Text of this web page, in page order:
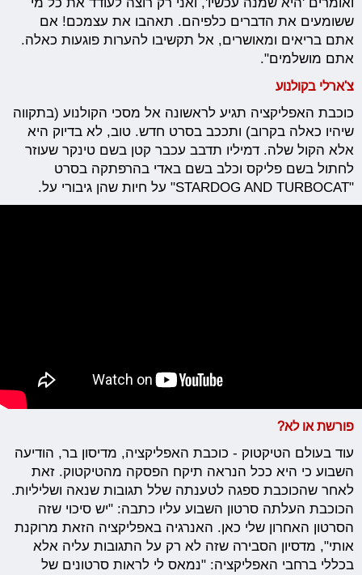
ששומעים את הדברים כלפיהם. תאהבו את עצמכם! אם
אתם בריאים ומאושרים, אל תקשיבו להערות פוגעות כאלה.
אתם מושלמים".
צ'ארלי בקולנוע
כוכבת האפליקציה תגיע לראשונה אל מסכי הקולנוע (בתקווה
שיהיו כאלה בקרוב) ותככב בסרט חדש. טוב, לא בדיוק היא
אלא הקול שלה. דמיליו תדבב עכבר קטן בשם טינקר שעוזר
לחתול בשם פליקס וכלב בשם באדי בהרפתקה בסרט
"STARDOG AND TURBOCAT" על חיות שהן גיבורי על.
פורשת או לא?
עוד בעולם הטיקטוק - כוכבת האפליקציה, מדיסון בר, הודיעה
השבוע כי היא ככל הנראה תיקח הפסקה מהטיקטוק. זאת
לאחר שהכוכבת ספגה לטענתה שלל תגובות שנאה ושליליות.
הכוכבת העלתה סרטון השבוע עליו כתבה: "יש סיכוי שזה
הסרטון האחרון שלי כאן. האנרגיה באפליקציה הזאת מרוקנת
אותי", מדסיון הסבירה שזה לא רק על התגובות עליה אלא
בכללי ברחבי האפליקציה: "נמאס לי לראות סרטונים של